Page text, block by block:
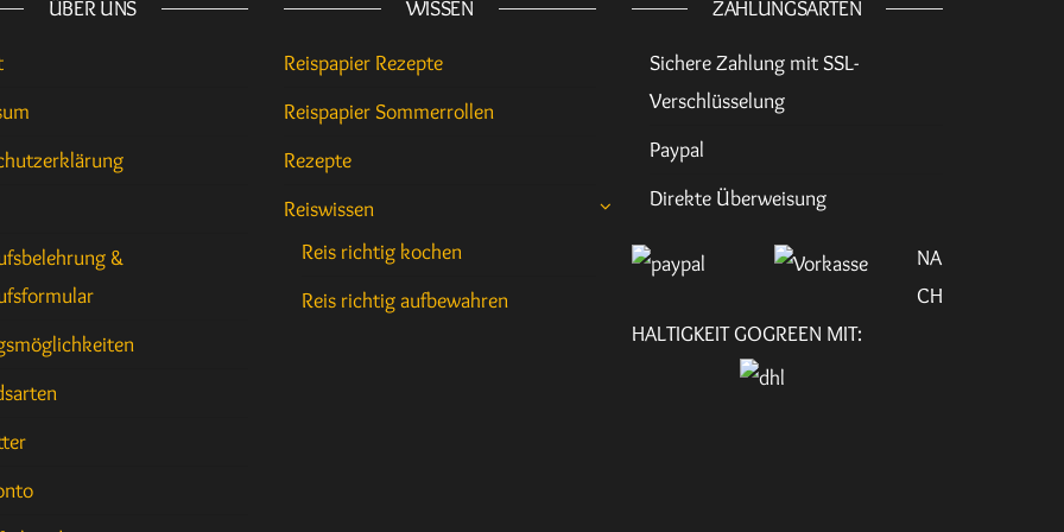
ÜBER UNS
&
WISSEN
Reispapier Rezepte
Reispapier Sommerrollen
Rezepte
Reiswissen
Reis richtig kochen
Reis richtig aufbewahren
ZAHLUNGSARTEN
Sichere Zahlung mit SSL-
Verschlüsselung
Paypal
Direkte Überweisung
NA
CH
HALTIGKEIT GOGREEN MIT: